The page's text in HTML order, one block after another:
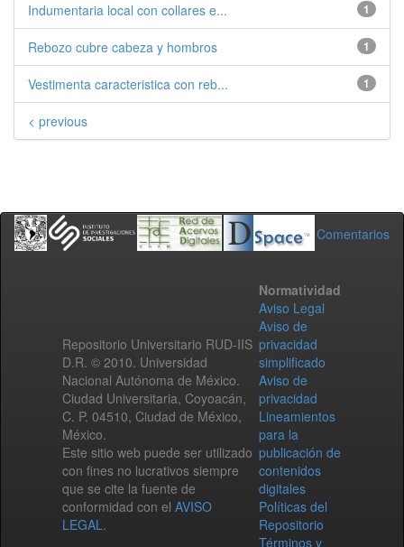
1
Indumentaria local con collares e...
1
Rebozo cubre cabeza y hombros
1
Vestimenta caracteristica con reb...
< previous
Comentarios
Repositorio Universitario RUD-IIS
D.R. © 2010. Universidad
Nacional Autónoma de México.
Ciudad Universitaria, Coyoacán,
C. P. 04510, Ciudad de México,
México.
Este sitio web puede ser utilizado
con fines no lucrativos siempre
que se cite la fuente de
conformidad con el AVISO
LEGAL.
Normatividad
Aviso Legal
Aviso de
privacidad
simplificado
Aviso de
privacidad
Lineamientos
para la
publicación de
contenidos
digitales
Políticas del
Repositorio
Términos y